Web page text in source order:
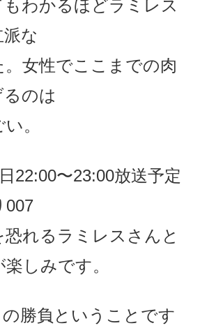
わかるほどラミレス
派な
女性でここまでの肉
のは
。
日22:00〜23:00放送予定
007
れるラミレスさんと
しみです。
勝負ということです